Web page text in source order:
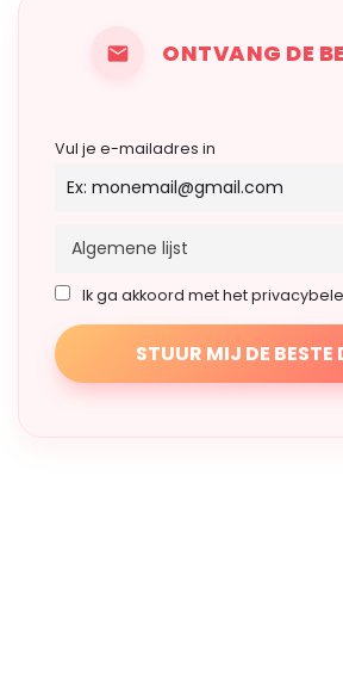
ONTVANG DE
Vul je e-mailadres in
Ik ga akkoord met het